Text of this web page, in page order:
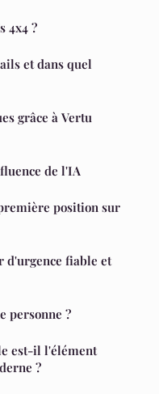
4x4 ?
et dans quel
grâce à Vertu
de l'IA
position sur
fiable et
personne ?
est-il l'élément
?